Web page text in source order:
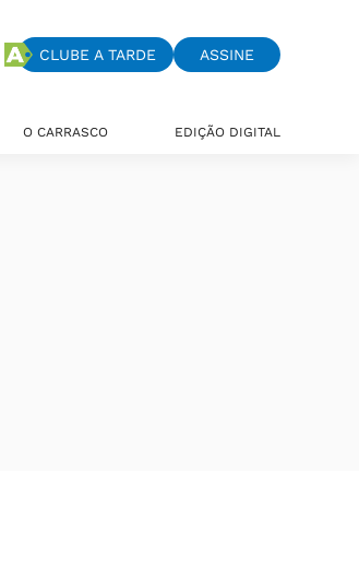
CLUBE A TARDE ASSINE
O CARRASCO EDIÇÃO DIGITAL